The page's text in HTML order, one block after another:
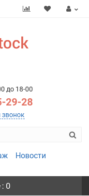
до 18-00
29-28
Новости
: 0